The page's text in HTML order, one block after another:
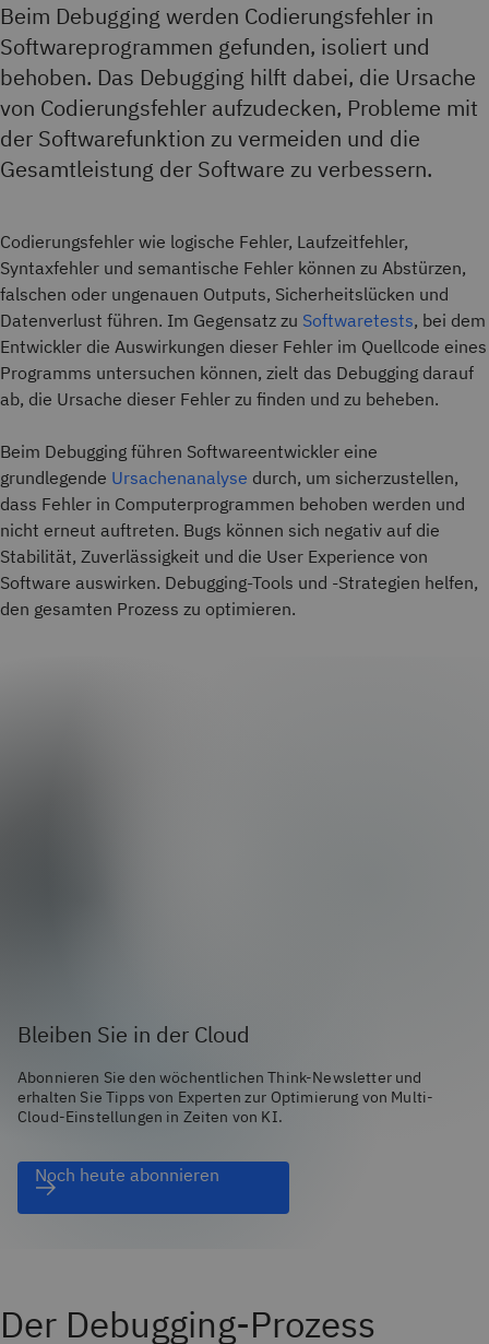
Beim Debugging werden Codierungsfehler in
Softwareprogrammen gefunden, isoliert und
behoben. Das Debugging hilft dabei, die Ursache
von Codierungsfehler aufzudecken, Probleme mit
der Softwarefunktion zu vermeiden und die
Gesamtleistung der Software zu verbessern.
Codierungsfehler wie logische Fehler, Laufzeitfehler,
Syntaxfehler und semantische Fehler können zu Abstürzen,
falschen oder ungenauen Outputs, Sicherheitslücken und
Datenverlust führen. Im Gegensatz zu Softwaretests, bei dem
Entwickler die Auswirkungen dieser Fehler im Quellcode eines
Programms untersuchen können, zielt das Debugging darauf
ab, die Ursache dieser Fehler zu finden und zu beheben.
Beim Debugging führen Softwareentwickler eine
grundlegende Ursachenanalyse durch, um sicherzustellen,
dass Fehler in Computerprogrammen behoben werden und
nicht erneut auftreten. Bugs können sich negativ auf die
Stabilität, Zuverlässigkeit und die User Experience von
Software auswirken. Debugging-Tools und -Strategien helfen,
den gesamten Prozess zu optimieren.
Bleiben Sie in der Cloud
Abonnieren Sie den wöchentlichen Think-Newsletter und
erhalten Sie Tipps von Experten zur Optimierung von Multi-
Cloud-Einstellungen in Zeiten von KI.
Noch heute abonnieren
Der Debugging-Prozess